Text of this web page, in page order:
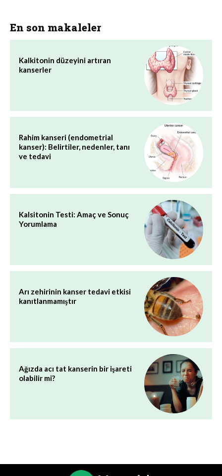
En son makaleler
Kalkitonin düzeyini artıran
kanserler
Rahim kanseri (endometrial
kanser): Belirtiler, nedenler, tanı
ve tedavi
Kalsitonin Testi: Amaç ve Sonuç
Yorumlama
Arı zehirinin kanser tedavi etkisi
kanıtlanmamıştır
Ağızda acı tat kanserin bir işareti
olabilir mi?